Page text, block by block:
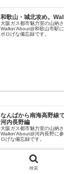
和歌山・城北攻め。
大阪ガス都市魅力室の山納
Walkin’About@和歌山市駅
ボロげな備忘録です。
なんばから南海高野線
河内長野編
大阪ガス都市魅力室の山納
Walkin’About@河内長野に
ロげな備忘録です。
検索